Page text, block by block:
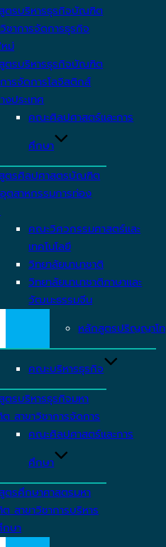
ตรบริหารธุรกิจบัณฑิต
ชาการจัดการธุรกิจ
ม่
ตรบริหารธุรกิจบัณฑิต
ารจัดการโลจิสติกส์
งประเทศ
คณะศิลปศาสตร์และการ
ศึกษา
ตรศิลปศาสตรบัณฑิต
ตสาหกรรมการท่อง
คณะวิศวกรรมศาสตร์และ
เทคโนโลยี
วิทยาลัยนานาชาติ
วิทยาลัยนานาชาติภาษาและ
วัฒนะธรรมจีน
หลักสูตรปริญญาโท
คณะบริหารธุรกิจ
ตรบริหารธุรกิจมหา
สาขาวิชาการจัดการ
คณะศิลปศาสตร์และการ
ศึกษา
ตรศึกษาศาสตรมหา
สาขาวิชาการบริหาร
กษา